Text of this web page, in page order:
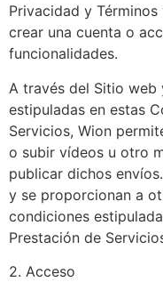
Privacidad y
crear una cuenta o
funcionalidades.
A través del Sitio
estipuladas en estas
Servicios, Wion
o subir vídeos u otro
publicar dichos
y se proporcionan a
condiciones
Prestación de
2. Acceso